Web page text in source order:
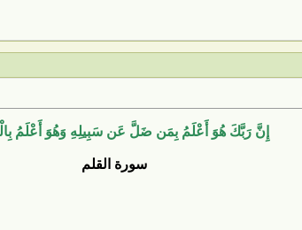
إِنَّ رَبَّكَ هُوَ أَعْلَمُ بِمَن ضَلَّ عَن سَبِيلِهِ وَهُوَ أَعْلَمُ
سورة القلم